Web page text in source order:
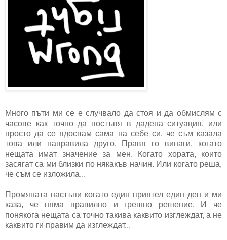
Много пъти ми се е случвало да стоя и да обмислям с
часове как точно да постъпя в дадена ситуация, или
просто да се ядосвам сама на себе си, че съм казала
това или направила друго. Правя го винаги, когато
нещата имат значение за мен. Когато хората, които
засягат са ми близки по някакъв начин. Или когато реша,
че съм се изложила...
Промяната настъпи когато един приятел един ден и ми
каза, че няма правилно и грешно решение. И че
понякога нещата са точно такива каквито изглеждат, а не
каквито ги правим да изглеждат...